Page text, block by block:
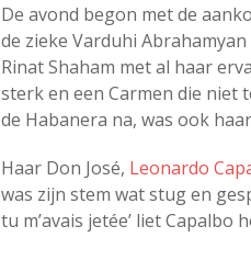
De avond begon met de
de zieke Varduhi
Rinat Shaham met al haar
sterk en een Carmen die
de Habanera na, was ook
Haar Don José, Leonardo
was zijn stem wat stug en
tu m’avais jetée’ liet